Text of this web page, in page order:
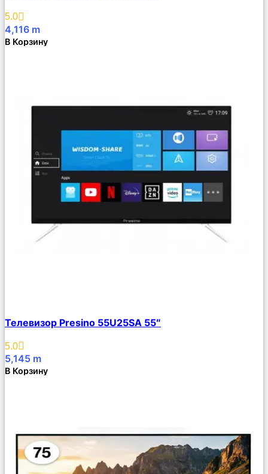
Избранное
5.0
4,116 m
В Корзину
Описание
Избранное
Телевизор Presino 55U25SA 55″
5.0
5,145 m
В Корзину